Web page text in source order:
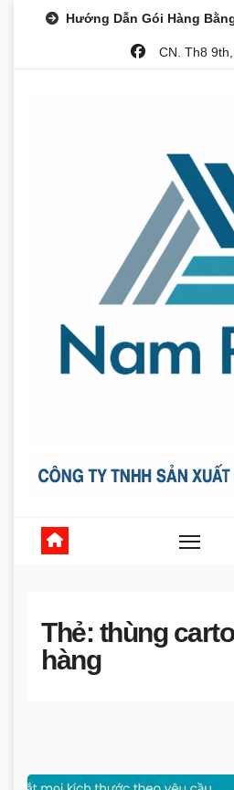
Hướng Dẫn Gói Hàng
CN. Th8
Thẻ: thùng
hàng